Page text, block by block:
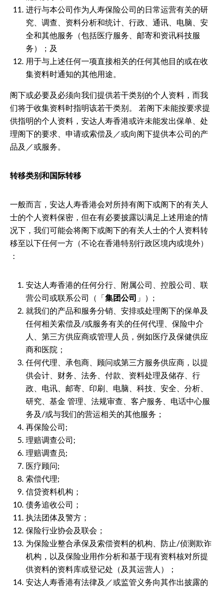
进行与本公司作为人寿保险公司的日常运营有关的研
究、调查、资料分析和统计、行政、通讯、电脑、安
全和其他服务（包括医疗服务、邮寄和资讯科技服
务）；及
用于与上述任何一项直接相关的任何其他目的或在收
集资料时通知的其他用途。
阁下或必要及必须向我们提供若干类别的个人资料，而我
们将于收集资料时指明该若干类别。 若阁下未能按要求提
供指明的个人资料，安达人寿香港或许未能发出保单、处
理阁下的要求、申请或索偿及／或向阁下提供本公司的产
品及／或服务。
转移类别和国际转移
一般而言，安达人寿香港会对所持有阁下或阁下的有关人
士的个人资料保密，但在有必要披露以满足上述用途的情
况下，我们可能会将阁下或阁下的有关人士的个人资料转
移至以下任何一方（不论在香港特别行政区境内或境外）
：
安达人寿香港的任何分行、附属公司、控股公司、联
营公司或联系公司（「 集团公司 」）;
就我们的产品和服务分销、安排或处理阁下的保单及
任何相关索偿及/或服务有关的任何代理、保险中介
人、第三方供应商或管理人员，例如医疗及保健供应
商和医院；
任何代理、承包商、顾问或第三方服务供应商，以提
供会计、财务、法务、付款、资料处理及储存、行
政、电讯、邮寄、印刷、电脑、科技、安全、分析、
研究、基金 管理、法规审查、客户服务、电话中心服
务及/或与我们的营运相关的其他服务；
再保险公司;
理赔调查公司;
理赔调查员;
医疗顾问;
索偿代理;
信贷资料机构；
债务追收公司；
执法团体及警方；
保险行业协会及联会；
为保险业整合承保及索偿资料的机构、防止/侦测欺诈
机构，以及保险业用作分析和基于现有资料核对所提
供资料的资料库或登记处（及其运营人）；
安达人寿香港有法律及／或监管义务向其作出披露的